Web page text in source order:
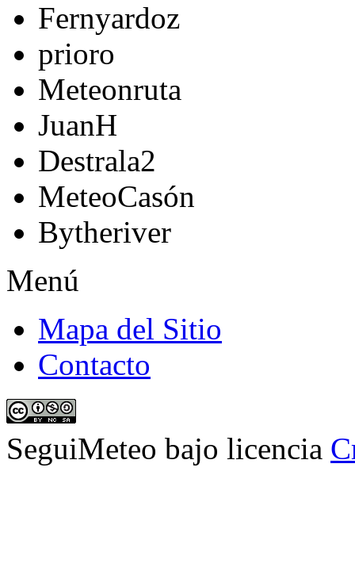
Fernyardoz
prioro
Meteonruta
JuanH
Destrala2
MeteoCasón
Bytheriver
Menú
Mapa del Sitio
Contacto
SeguiMeteo bajo licencia